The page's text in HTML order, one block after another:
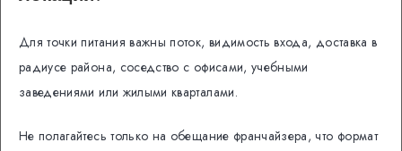
Для точки питания важны поток, видимость входа, доставка в
радиусе района, соседство с офисами, учебными
заведениями или жилыми кварталами.
Не полагайтесь только на обещание франчайзера, что формат